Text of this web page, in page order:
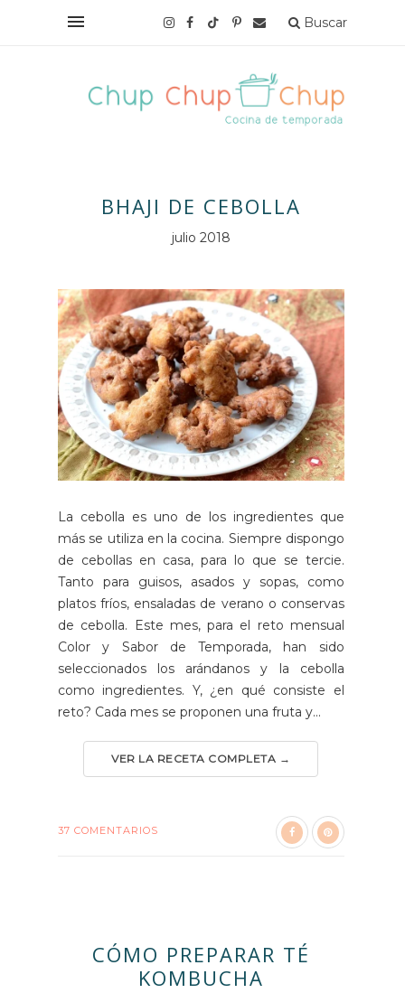
Buscar
BHAJI DE CEBOLLA
julio 2018
La cebolla es uno de los ingredientes que
más se utiliza en la cocina. Siempre dispongo
de cebollas en casa, para lo que se tercie.
Tanto para guisos, asados y sopas, como
platos fríos, ensaladas de verano o conservas
de cebolla. Este mes, para el reto mensual
Color y Sabor de Temporada, han sido
seleccionados los arándanos y la cebolla
como ingredientes. Y, ¿en qué consiste el
reto? Cada mes se proponen una fruta y...
VER LA RECETA COMPLETA →
37 COMENTARIOS
CÓMO PREPARAR TÉ
KOMBUCHA